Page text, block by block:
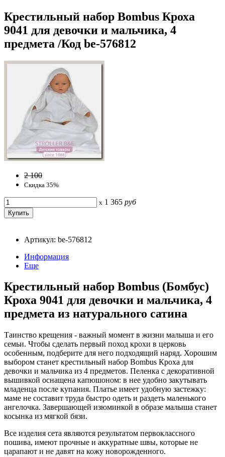
Крестильный набор Bombus Кроха
9041 для девочки и мальчика, 4
предмета /Код be-576812
2 100
Скидка 35%
x 1 365 руб
Артикул: be-576812
Информация
Еще
Крестильный набор Bombus (Бомбус)
Кроха 9041 для девочки и мальчика, 4
предмета из натурального сатина
Таинство крещения - важный момент в жизни малыша и его
семьи. Чтобы сделать первый поход крохи в церковь
особенным, подберите для него подходящий наряд. Хорошим
выбором станет крестильный набор Bombus Кроха для
девочки и мальчика из 4 предметов. Пеленка с декоративной
вышивкой оснащена капюшоном: в нее удобно закутывать
младенца после купания. Платье имеет удобную застежку:
маме не составит труда быстро одеть и раздеть маленького
ангелочка. Завершающей изюминкой в образе малыша станет
косынка из мягкой бязи.
Все изделия сета являются результатом первоклассного
пошива, имеют прочные и аккуратные швы, которые не
царапают и не давят на кожу новорожденного.